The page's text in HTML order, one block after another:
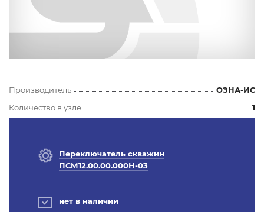
Производитель
ОЗНА-ИС
Количество в узле
1
Переключатель скважин
ПСМ12.00.00.000Н-03
нет в наличии